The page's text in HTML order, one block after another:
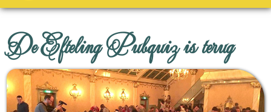
De Efteling Pubquiz is terug